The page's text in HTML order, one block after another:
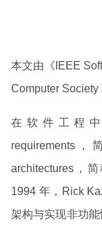
本文由《IEEE
Computer Society
在软件工程中
requirements
architectures，
1994 年，Rick
架构与实现非功